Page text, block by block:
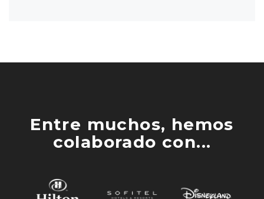
Entre muchos, hemos
colaborado con...